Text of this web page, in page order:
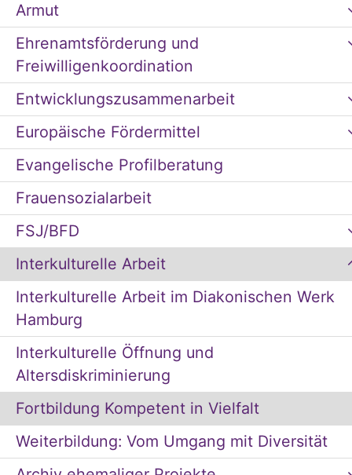
Armut
Ehrenamtsförderung und
Freiwilligenkoordination
Entwicklungszusammenarbeit
Europäische Fördermittel
Evangelische Profilberatung
Frauensozialarbeit
FSJ/BFD
Interkulturelle Arbeit
Interkulturelle Arbeit im Diakonischen Werk
Hamburg
Interkulturelle Öffnung und
Altersdiskriminierung
Fortbildung Kompetent in Vielfalt
Weiterbildung: Vom Umgang mit Diversität